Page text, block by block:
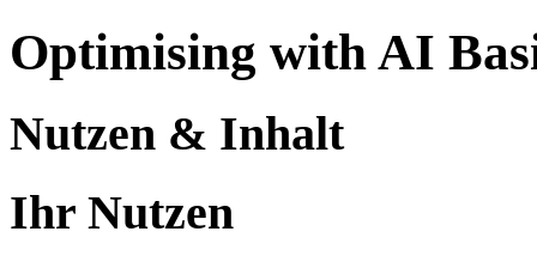
Optimising with AI
Nutzen & Inhalt
Ihr Nutzen